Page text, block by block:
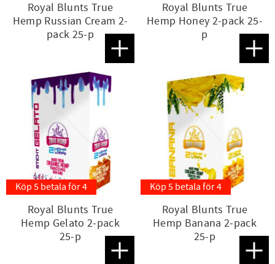
Royal Blunts True
Hemp Russian Cream 2-
pack 25-p
Lägg till i favoriter
Royal Blunts True
Hemp Honey 2-pack 25-
p
Köp 5 betala för 4
Royal Blunts True
Hemp Gelato 2-pack
25-p
Lägg till i favoriter
Köp 5 betala för 4
Royal Blunts True
Hemp Banana 2-pack
25-p